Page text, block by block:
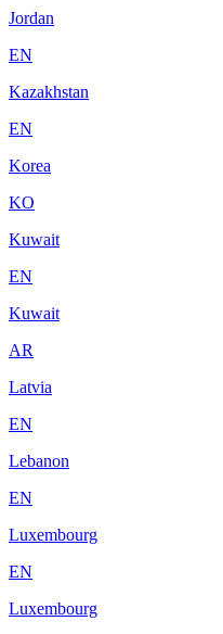
Jordan
EN
Kazakhstan
EN
Korea
KO
Kuwait
EN
Kuwait
AR
Latvia
EN
Lebanon
EN
Luxembourg
EN
Luxembourg